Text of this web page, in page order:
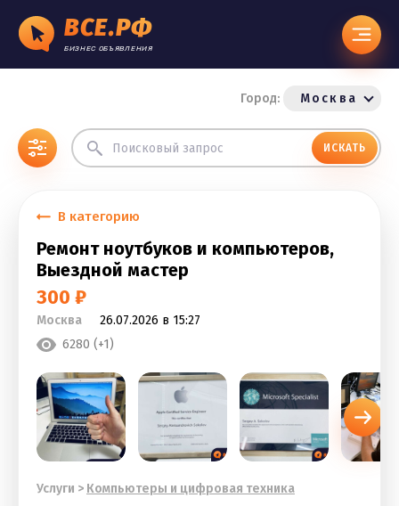
ВСЕ.РФ
БИЗНЕС ОБЪЯВЛЕНИЯ
Город: Москва
ИСКАТЬ
В категорию
Ремонт ноутбуков и компьютеров,
Выездной мастер
300 ₽
Москва
26.07.2026 в 15:27
6280 (+1)
Услуги > Компьютеры и цифровая техника